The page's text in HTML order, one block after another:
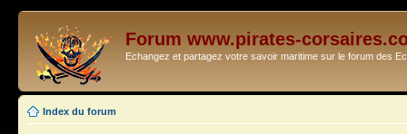
Forum www.pirates-
Echangez et partagez votre savoir maritime sur le forum des
Index du forum